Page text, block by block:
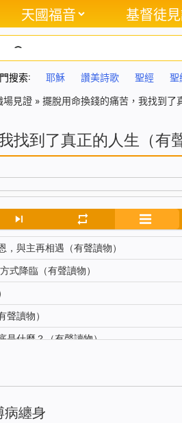
天國福音 基督徒
搜索: 耶穌 讚美詩歌 聖經 聖
場見證 » 擺脫用命換錢的痛苦，我找到了
找到了真正的人生（有
，與主再相遇（有聲讀物）
式降臨（有聲讀物）
讀物）
是什麼？（有聲讀物）
主的再來（有聲讀物）
（有聲讀物）
病纏身